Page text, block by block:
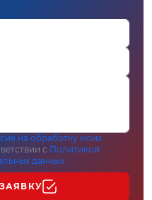
на обработку моих
с Политикой
данных